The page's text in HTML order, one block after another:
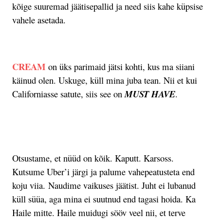
kõige suuremad jäätisepallid ja need siis kahe küpsise
vahele asetada.
CREAM on üks parimaid jätsi kohti, kus ma siiani
käinud olen. Uskuge, küll mina juba tean. Nii et kui
Californiasse satute, siis see on MUST HAVE.
Otsustame, et nüüd on kõik. Kaputt. Karsoss.
Kutsume Uber’i järgi ja palume vahepeatusteta end
koju viia. Naudime vaikuses jäätist. Juht ei lubanud
küll süüa, aga mina ei suutnud end tagasi hoida. Ka
Haile mitte. Haile muidugi sööv veel nii, et terve